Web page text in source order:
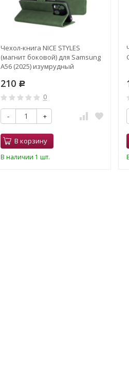
Чехол-книга NICE STYLES
(магнит боковой) для Samsung
A56 (2025) изумрудный
210 Р
0
- +
В корзину
В наличии 1 шт.